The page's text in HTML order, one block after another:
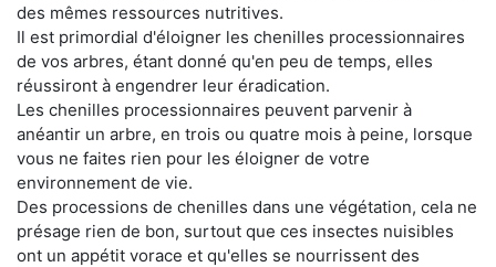
des mêmes ressources nutritives.
Il est primordial d'éloigner les chenilles processionnaires
de vos arbres, étant donné qu'en peu de temps, elles
réussiront à engendrer leur éradication.
Les chenilles processionnaires peuvent parvenir à
anéantir un arbre, en trois ou quatre mois à peine, lorsque
vous ne faites rien pour les éloigner de votre
environnement de vie.
Des processions de chenilles dans une végétation, cela ne
présage rien de bon, surtout que ces insectes nuisibles
ont un appétit vorace et qu'elles se nourrissent des